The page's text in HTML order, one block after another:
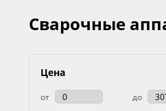
Сварочные
Цена
от до